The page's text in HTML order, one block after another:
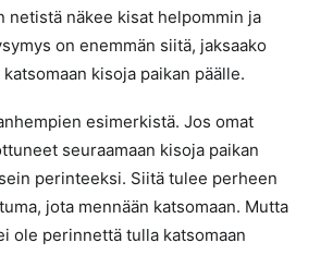
netistä näkee kisat helpommin ja
on enemmän siitä, jaksaako
kisoja paikan päälle.
esimerkistä. Jos omat
seuraamaan kisoja paikan
perinteeksi. Siitä tulee perheen
jota mennään katsomaan. Mutta
ole perinnettä tulla katsomaan